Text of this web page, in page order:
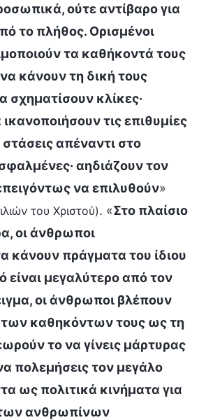
ούτε αντίβαρο για
το πλήθος. Ορισμένοι
τα καθήκοντά τους
κάνουν τη δική τους
σχηματίσουν κλίκες·
ικανοποιήσουν τις επιθυμίες
απέναντι στο
αηδιάζουν τον
να επιλυθούν»
του Χριστού). «Στο πλαίσιο
οι άνθρωποι
κάνουν πράγματα του ίδιου
είναι μεγαλύτερο από τον
οι άνθρωποι βλέπουν
καθηκόντων τους ως τη
το να γίνεις μάρτυρας
πολεμήσεις τον μεγάλο
ως πολιτικά κινήματα για
ανθρωπίνων